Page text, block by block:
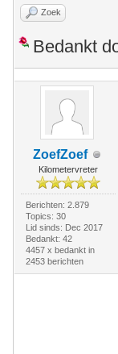
Zoek
Bedankt
ZoefZoef
Kilometervreter
Berichten: 2.879
Topics: 30
Lid sinds: Dec 2017
Bedankt: 42
4457 x bedankt in
2453 berichten